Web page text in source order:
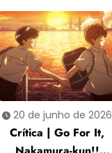
20 de junho de 2026
Crítica | Go For It,